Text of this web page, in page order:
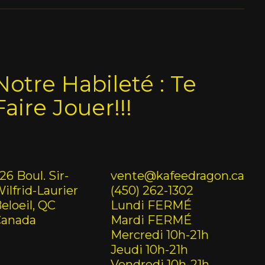
Habileté : Te
Jouer!!!
Boul. Sir-
Laurier
QC
vente@kafeedragon.ca
(450) 262-1302
Lundi FERMÉ
Mardi FERMÉ
Mercredi 10h-21h
Jeudi 10h-21h